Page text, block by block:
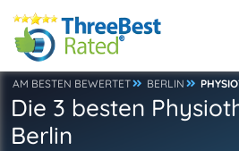
AM BESTEN BEWERTET BERLIN
Die 3 besten
Berlin